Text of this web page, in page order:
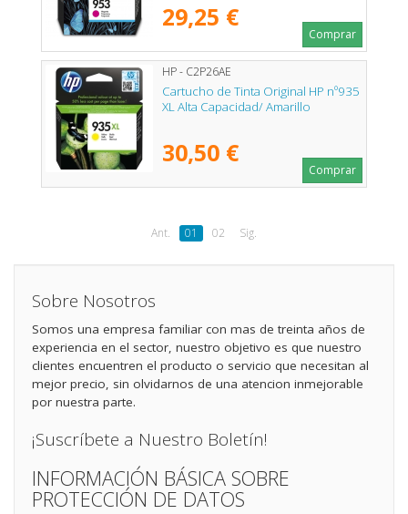
29,25 €
Comprar
HP - C2P26AE
Cartucho de Tinta Original HP nº935
XL Alta Capacidad/ Amarillo
30,50 €
Comprar
Ant. 01 02 Sig.
Sobre Nosotros
Somos una empresa familiar con mas de treinta años de
experiencia en el sector, nuestro objetivo es que nuestro
clientes encuentren el producto o servicio que necesitan al
mejor precio, sin olvidarnos de una atencion inmejorable
por nuestra parte.
¡Suscríbete a Nuestro Boletín!
INFORMACIÓN BÁSICA SOBRE
PROTECCIÓN DE DATOS